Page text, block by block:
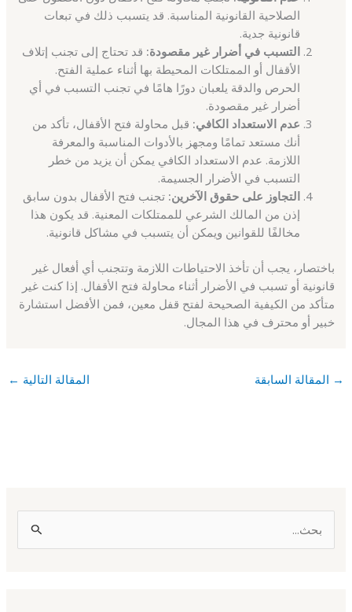
الصلاحية القانونية المناسبة. قد يتسبب ذلك في تبعات
قانونية جدية.
التسبب في أضرار غير مقصودة: قد تحتاج إلى تجنب إتلاف
الأقفال أو الممتلكات المحيطة بها أثناء عملية الفتح.
الحرص والدقة يلعبان دورًا هامًا في تجنب التسبب في أي
أضرار غير مقصودة.
عدم الاستعداد الكافي: قبل محاولة فتح الأقفال، تأكد من
أنك مستعد تمامًا ومجهز بالأدوات المناسبة والمعرفة
اللازمة. عدم الاستعداد الكافي يمكن أن يزيد من خطر
التسبب في الأضرار الجسيمة.
التجاوز على حقوق الآخرين: تجنب فتح الأقفال بدون سابق
إذن من المالك الشرعي للممتلكات المعنية. قد يكون هذا
مخالفًا للقوانين ويمكن أن يتسبب في مشاكل قانونية.
باختصار، يجب أن تأخذ الاحتياطات اللازمة وتتجنب أي أفعال غير
قانونية أو تسبب في الأضرار أثناء محاولة فتح الأقفال. إذا كنت غير
متأكد من الكيفية الصحيحة لفتح قفل معين، فمن الأفضل استشارة
خبير أو محترف في هذا المجال.
→ المقالة السابقة المقالة التالية ←
ل